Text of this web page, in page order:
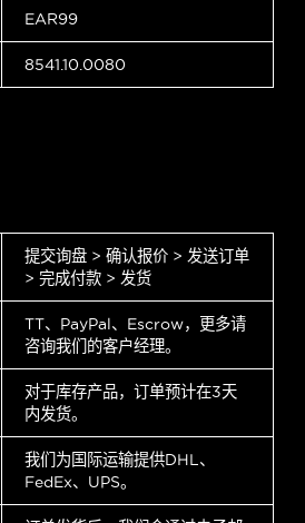
EAR99
8541.10.0080
提交询盘 > 确认报价 > 发送订单
> 完成付款 > 发货
TT、PayPal、Escrow，更多请
咨询我们的客户经理。
对于库存产品，订单预计在3天
内发货。
我们为国际运输提供DHL、
FedEx、UPS。